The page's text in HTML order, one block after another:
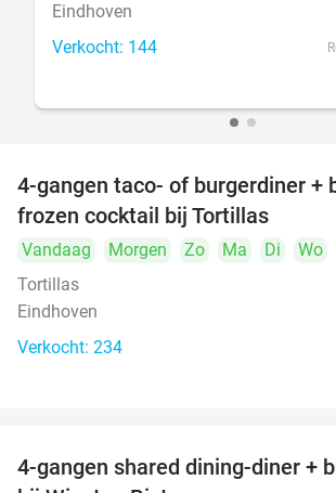
Eindhoven
Verkocht: 144
4-gangen taco- of burgerdiner +
frozen cocktail bij Tortillas
Vandaag Morgen Zo Ma Di Wo
Tortillas
Eindhoven
Verkocht: 234
4-gangen shared dining-diner +